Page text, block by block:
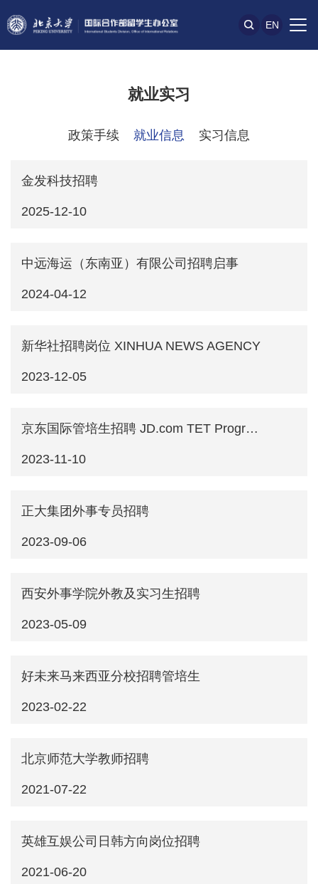
EN
就业实习
政策手续 就业信息 实习信息
金发科技招聘
2025-12-10
中远海运（东南亚）有限公司招聘启事
2024-04-12
新华社招聘岗位 XINHUA NEWS AGENCY
2023-12-05
京东国际管培生招聘 JD.com TET Program-International Recruitment 2024
2023-11-10
正大集团外事专员招聘
2023-09-06
西安外事学院外教及实习生招聘
2023-05-09
好未来马来西亚分校招聘管培生
2023-02-22
北京师范大学教师招聘
2021-07-22
英雄互娱公司日韩方向岗位招聘
2021-06-20